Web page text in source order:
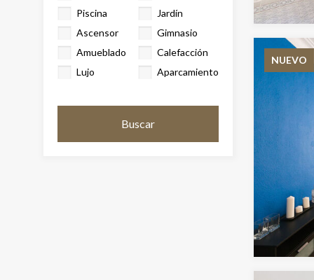
Piscina
Jardín
Ascensor
Gimnasio
Amueblado
Calefacción
Lujo
Aparcamiento
Buscar
NUEVO